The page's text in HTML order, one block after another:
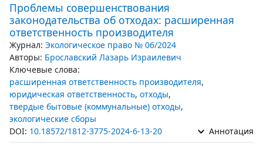
Проблемы совершенствования
законодательства об отходах: расширенная
ответственность производителя
Журнал: Экологическое право № 06/2024
Авторы: Брославский Лазарь Израилевич
Ключевые слова:
расширенная ответственность производителя,
юридическая ответственность, отходы,
твердые бытовые (коммунальные) отходы,
экологические сборы
DOI: 10.18572/1812-3775-2024-6-13-20 Аннотация